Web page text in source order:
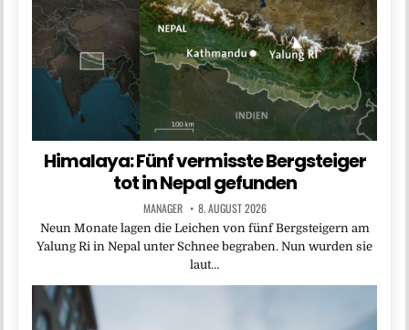
Himalaya: Fünf vermisste Bergsteiger
tot in Nepal gefunden
MANAGER 8. AUGUST 2026
Neun Monate lagen die Leichen von fünf Bergsteigern am
Yalung Ri in Nepal unter Schnee begraben. Nun wurden sie
laut…